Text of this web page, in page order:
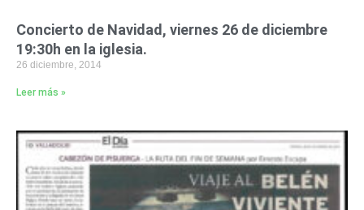
Concierto de Navidad, viernes 26 de diciembre
19:30h en la iglesia.
26 diciembre, 2014
Leer más »